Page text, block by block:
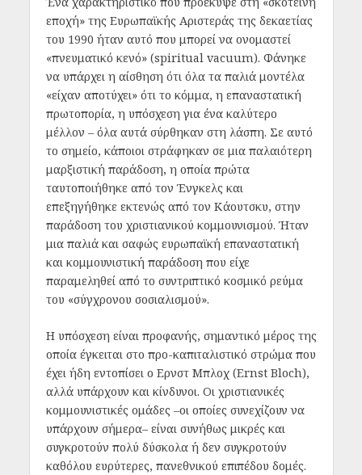
εποχή» της Ευρωπαϊκής Αριστεράς της δεκαετίας
του 1990 ήταν αυτό που μπορεί να ονομαστεί
«πνευματικό κενό» (spiritual vacuum). Φάνηκε
να υπάρχει η αίσθηση ότι όλα τα παλιά μοντέλα
«είχαν αποτύχει» ότι το κόμμα, η επαναστατική
πρωτοπορία, η υπόσχεση για ένα καλύτερο
μέλλον – όλα αυτά σύρθηκαν στη λάσπη. Σε αυτό
το σημείο, κάποιοι στράφηκαν σε μια παλαιότερη
μαρξιστική παράδοση, η οποία πρώτα
ταυτοποιήθηκε από τον Ένγκελς και
επεξηγήθηκε εκτενώς από τον Κάουτσκυ, στην
παράδοση του χριστιανικού κομμουνισμού. Ήταν
μια παλιά και σαφώς ευρωπαϊκή επαναστατική
και κομμουνιστική παράδοση που είχε
παραμεληθεί από το συντριπτικό κοσμικό ρεύμα
του «σύγχρονου σοσιαλισμού».
Η υπόσχεση είναι προφανής, σημαντικό μέρος της
οποία έγκειται στο προ-καπιταλιστικό στρώμα που
έχει ήδη εντοπίσει ο Ερνστ Μπλοχ (Ernst Bloch),
αλλά υπάρχουν και κίνδυνοι. Οι χριστιανικές
κομμουνιστικές ομάδες –οι οποίες συνεχίζουν να
υπάρχουν σήμερα– είναι συνήθως μικρές και
συγκροτούν πολύ δύσκολα ή δεν συγκροτούν
καθόλου ευρύτερες, πανεθνικού επιπέδου δομές.